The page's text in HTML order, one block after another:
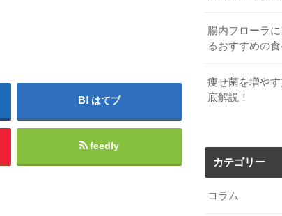
はてブ
feedly
腸内フローラ
るおすすめの
痩せ菌を増や
底解説！
カテゴリー
コラム